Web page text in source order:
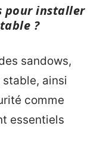
pour installer
?
sandows,
stable, ainsi
comme
essentiels